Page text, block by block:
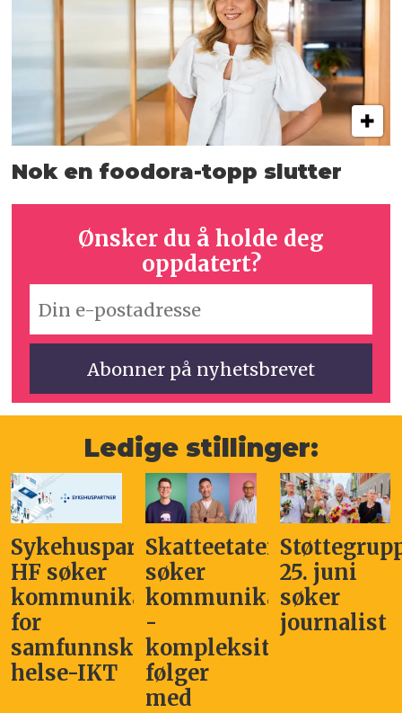
Nok en foodora-topp slutter
Ønsker du å holde deg
oppdatert?
Ledige stillinger:
Sykehuspartner
HF søker
kommunikasjonssjef
for
samfunnskritisk
helse-IKT
Skatteetaten
søker
kommunikasjonsleder
-
kompleksitet
følger
med
25. juni
søker
journalist